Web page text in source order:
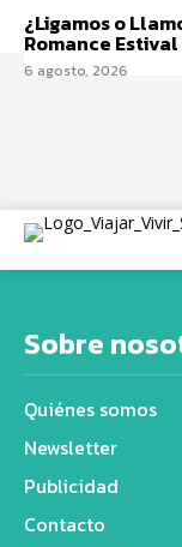
¿Ligamos o
Romance Estival
6 agosto, 2026
Sobre
Quiénes somos
Newsletter
Publicidad
Contacto